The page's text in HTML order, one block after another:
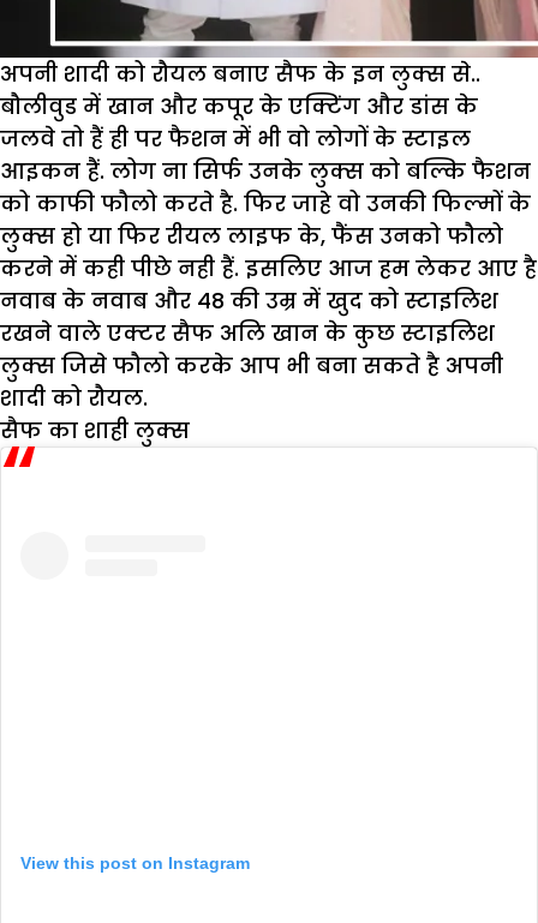
अपनी शादी को रौयल बनाए सैफ के इन लुक्स से..
बौलीवुड में खान और कपूर के एक्टिंग और डांस के
जलवे तो हैं ही पर फैशन में भी वो लोगों के स्टाइल
आइकन हैं. लोग ना सिर्फ उनके लुक्स को बल्कि फैशन
को काफी फौलो करते है. फिर जाहे वो उनकी फिल्मों के
लुक्स हो या फिर रीयल लाइफ के, फैंस उनको फौलो
करने में कही पीछे नही हैं. इसलिए आज हम लेकर आए है
नवाब के नवाब और 48 की उम्र में खुद को स्टाइलिश
रखने वाले एक्टर सैफ अलि खान के कुछ स्टाइलिश
लुक्स जिसे फौलो करके आप भी बना सकते है अपनी
शादी को रौयल.
सैफ का शाही लुक्स
View this post on Instagram